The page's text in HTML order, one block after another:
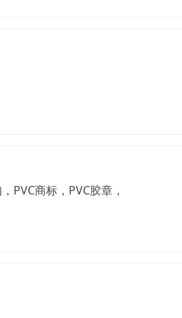
PVC商标，PVC胶章，PVC手腕